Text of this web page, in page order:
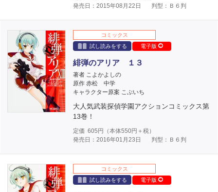
発売日：2015年08月22日
判型：Ｂ６判
コミックス
試し読みをする
電子版
緋弾のアリア １３
著者 こよかよしの
原作 赤松 中学
キャラクター原案 こぶいち
大人気武装探偵学園アクションコミックス第
13巻！
定価 605 円（本体550円＋税）
発売日：2016年01月23日
判型：Ｂ６判
コミックス
試し読みをする
電子版